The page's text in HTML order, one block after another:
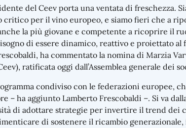
del Ceev porta una ventata di freschezza.
per il vino europeo, e siamo fieri che a
la più giovane e competente a ricoprire il
di essere dinamico, reattivo e proiettato al
ha commentato la nomina di Marzia
ratificata oggi dall’Assemblea generale dei
condiviso con le federazioni europee,
– ha aggiunto Lamberto Frescobaldi –. Si va
di adottare strategie per invertire il trend dei
di sostenere il ricambio